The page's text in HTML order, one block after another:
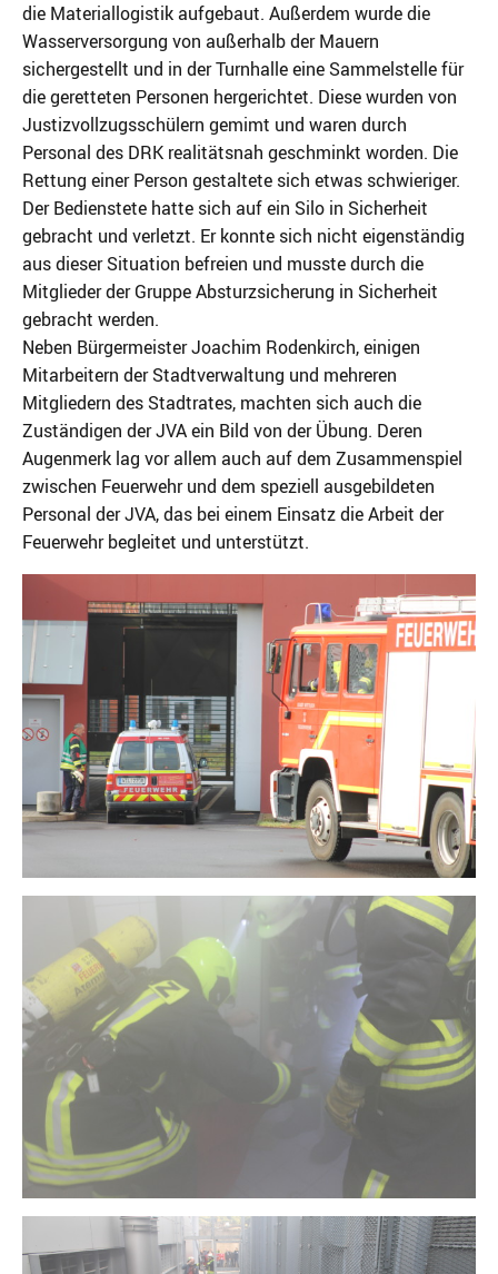
die Materiallogistik aufgebaut. Außerdem wurde die
Wasserversorgung von außerhalb der Mauern
sichergestellt und in der Turnhalle eine Sammelstelle für
die geretteten Personen hergerichtet. Diese wurden von
Justizvollzugsschülern gemimt und waren durch
Personal des DRK realitätsnah geschminkt worden. Die
Rettung einer Person gestaltete sich etwas schwieriger.
Der Bedienstete hatte sich auf ein Silo in Sicherheit
gebracht und verletzt. Er konnte sich nicht eigenständig
aus dieser Situation befreien und musste durch die
Mitglieder der Gruppe Absturzsicherung in Sicherheit
gebracht werden.
Neben Bürgermeister Joachim Rodenkirch, einigen
Mitarbeitern der Stadtverwaltung und mehreren
Mitgliedern des Stadtrates, machten sich auch die
Zuständigen der JVA ein Bild von der Übung. Deren
Augenmerk lag vor allem auch auf dem Zusammenspiel
zwischen Feuerwehr und dem speziell ausgebildeten
Personal der JVA, das bei einem Einsatz die Arbeit der
Feuerwehr begleitet und unterstützt.